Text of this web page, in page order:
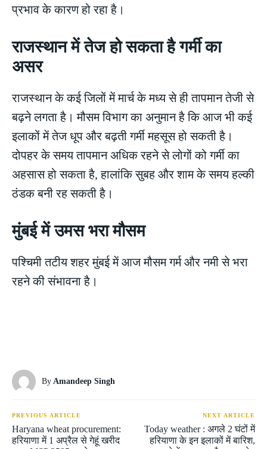
प्रभाव के कारण हो रहा है।
राजस्थान में तेज हो सकता है गर्मी का
असर
राजस्थान के कई जिलों में मार्च के मध्य से ही तापमान तेजी से
बढ़ने लगता है। मौसम विभाग का अनुमान है कि आज भी कई
इलाकों में तेज धूप और बढ़ती गर्मी महसूस हो सकती है।
दोपहर के समय तापमान अधिक रहने से लोगों को गर्मी का
अहसास हो सकता है, हालांकि सुबह और शाम के समय हल्की
ठंडक बनी रह सकती है।
मुंबई में उमस भरा मौसम
पश्चिमी तटीय शहर मुंबई में आज मौसम गर्म और नमी से भरा
रहने की संभावना है।
By Amandeep Singh
PREVIOUS ARTICLE
Haryana wheat procurement:
हरियाणा में 1 अप्रैल से गेहूं खरीद
NEXT ARTICLE
Today weather : अगले 2 घंटों में
हरियाणा के इन इलाकों में बारिश,